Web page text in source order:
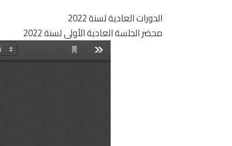
الدورات العادية لسنة 2022
محضر الجلسة العادية الأولى لسنة 2022